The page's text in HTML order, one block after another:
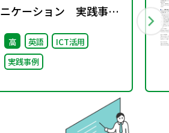
ニケーション 実践事例
集 特別号
高 英語
ICT活用
実践事例